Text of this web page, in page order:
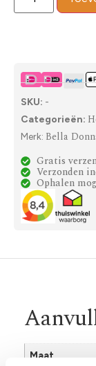
SKU: -
Categorieën:
Merk: Bella
Gratis
Verzonden
Ophalen
Maat